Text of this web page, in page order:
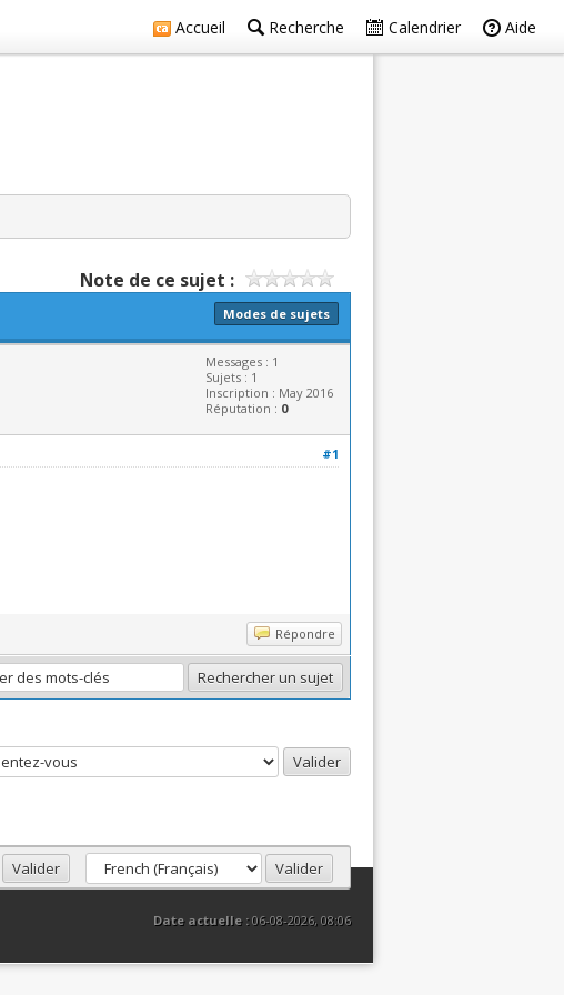
Accueil Recherche Calendrier Aide
Note de ce sujet :
Modes de sujets
Messages : 1
Sujets : 1
Inscription : May 2016
Réputation : 0
#1
Répondre
Date actuelle :06-08-2026, 08:06